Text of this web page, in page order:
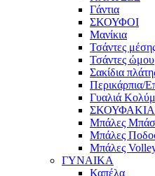
Γάντια
ΣΚΟΥΦΟΙ
Μανίκια
Τσάντες
Τσάντες ώμου
Σακίδια
Περικάρπια/
Γυαλιά
Μπάλες
Μπάλες
Μπάλες
ΓΥΝΑΙΚΑ
Καπέλα